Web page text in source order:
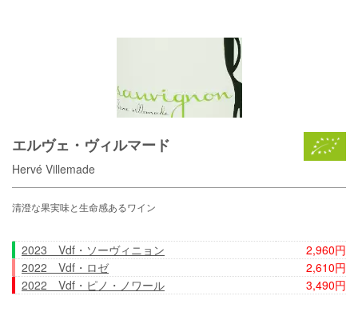
エルヴェ・ヴィルマード
Hervé Villemade
清澄な果実味と生命感あるワイン
2023 Vdf・ソーヴィニョン
2,960円
2022 Vdf・ロゼ
2,610円
2022 Vdf・ピノ・ノワール
3,490円